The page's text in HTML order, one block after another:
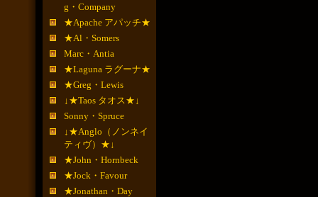
g・Company
★Apache アパッチ★
★Al・Somers
Marc・Antia
★Laguna ラグーナ★
★Greg・Lewis
↓★Taos タオス★↓
Sonny・Spruce
↓★Anglo（ノンネイ
ティヴ）★↓
★John・Hornbeck
★Jock・Favour
★Jonathan・Day